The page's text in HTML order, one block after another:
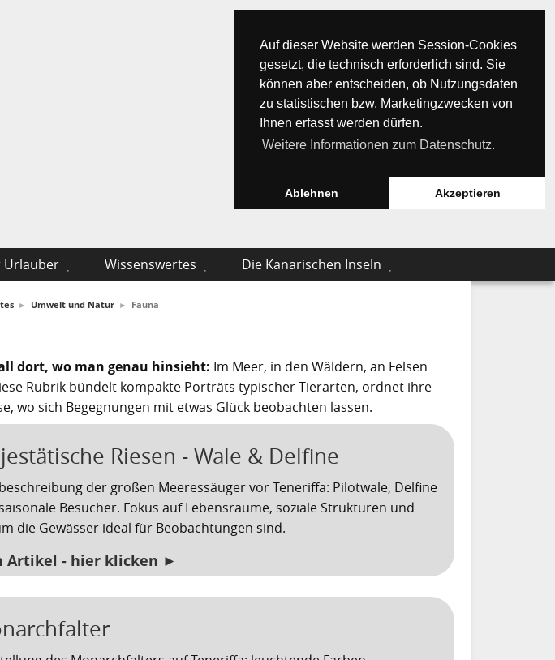
Auf dieser Website werden Session-Cookies
gesetzt, die technisch erforderlich sind. Sie
können aber entscheiden, ob Nutzungsdaten
zu statistischen bzw. Marketingzwecken von
Ihnen erfasst werden dürfen.
Weitere Informationen zum Datenschutz.
Ablehnen Akzeptieren
Urlauber Wissenswertes Die Kanarischen Inseln
► Umwelt und Natur ► Fauna
dort, wo man genau hinsieht: Im Meer, in den Wäldern, an Felsen
Rubrik bündelt kompakte Porträts typischer Tierarten, ordnet ihre
wo sich Begegnungen mit etwas Glück beobachten lassen.
Riesen - Wale & Delfine
der großen Meeressäuger vor Teneriffa: Pilotwale, Delfine
Besucher. Fokus auf Lebensräume, soziale Strukturen und
die Gewässer ideal für Beobachtungen sind.
Artikel - hier klicken ►